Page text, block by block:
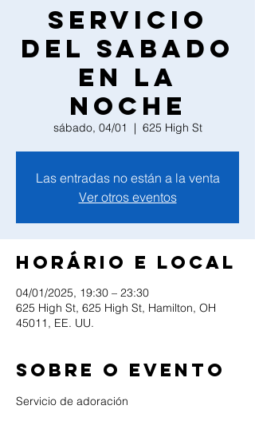
Servicio
del sabado
en la
noche
sábado, 04/01
  |
625 High St
Las entradas no están a la venta
Ver otros eventos
Horário e local
04/01/2025, 19:30 – 23:30
625 High St, 625 High St, Hamilton, OH
45011, EE. UU.
Sobre o evento
Servicio de adoración